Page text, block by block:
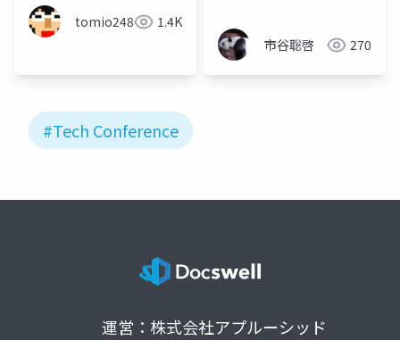
tomio2480 1.4K
市谷聡啓 270
#Tech Conference
運営：株式会社アプルーシッド